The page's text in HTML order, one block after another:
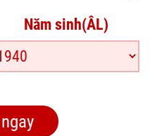
Năm sinh(ÂL)